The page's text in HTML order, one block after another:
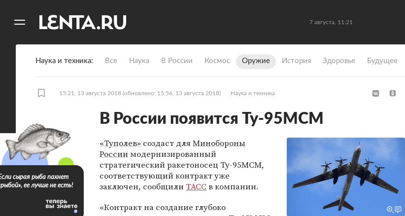
7 августа, 11:21
Наука и техника Все Наука В России Космос Оружие История Здоровье Будущее
15:21, 13 августа 2018 (обновлено: 15:56, 13 августа 2018) Наука и техника
В России появится Ту-95МСМ
«Туполев» создаст дляМинобороны
России модернизированный
стратегический ракетоносец Ту-95МСМ,
соответствующий контракт уже
заключен, сообщили ТАСС в компании.
«Контракт на создание глубоко
сырая рыба пахнет
ее лучше не есть!